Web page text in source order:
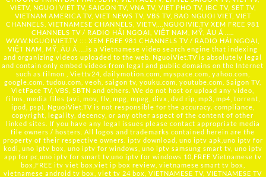
VIETV, NGUOI VIET TV, SAIGON TV, VNA TV, VIET PHO TV, IBC TV, SET TV,
VIETNAM AMERICA TV, VIET NEWS TV, VBS TV, BAO NGUOI VIET, VIET
CHANNELS, VIETNAMESE CHANNELS, VIETV,... NGUOIVIE.TV XEM FREE 981
CHANNELS TV / RADIO HẢI NGOẠI, VIỆT NAM, MỸ, ÂU Á …..
WWW.NGUOIVIET.TV ::: XEM FREE 981 CHANNELS TV / RADIO HẢI NGOẠI,
VIỆT NAM, MỸ, ÂU Á ….is a Vietnamese video search engine that indexing
and organizing videos uploaded to the web. NguoiViet.TV is absolutely legal
and contain only embed videos from legal and public domains on the Internet
such as filmon , Viettv24, dailymotion.com, myspace.com, yahoo.com,
google.com, tudou.com, veoh, saigon tv, youku.com, youtube.com, Saigon TV,
VietFace TV, VBS, SBTN and others. We do not host or upload any video,
films, media files (avi, mov, flv, mpg, mpeg, divx, dvd rip, mp3, mp4, torrent,
ipod, psp), NguoiViet.TV is not responsible for the accuracy, compliance,
copyright, legality, decency, or any other aspect of the content of other
linked sites. If you have any legal issues please contact appropriate media
file owners / hosters. All logos and trademarks contained herein are the
property of their respective owners. iptv download, uno iptv apk,uno iptv for
kodi, uno iptv box, uno iptv for windows, uno iptv samsung smart tv, uno iptv
app for pc,uno iptv for smart tv,uno iptv for windows 10,FREE Vietnamese tv
box,FREE itv viet box,viet ip box review, vietnamese smart tv box,
vietnamese android tv box, viet tv 24 box, VIETNAMESE TV, VIETNAMESE TV